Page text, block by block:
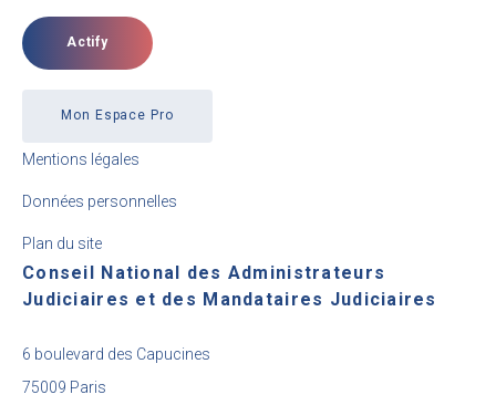
Actify
Mon Espace Pro
Mentions légales
Données personnelles
Plan du site
Conseil National des Administrateurs
Judiciaires et des Mandataires Judiciaires
6 boulevard des Capucines
75009 Paris